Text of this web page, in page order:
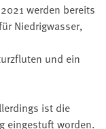
werden bereits
Niedrigwasser,
und ein
ist die
eingestuft worden.